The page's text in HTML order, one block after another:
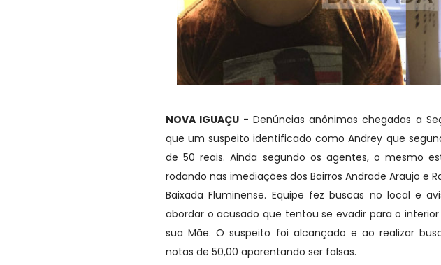
NOVA IGUAÇU - Denúncias anônimas chegadas a
que um suspeito identificado como Andrey que
de 50 reais. Ainda segundo os agentes, o mesmo
rodando nas imediações dos Bairros Andrade Araujo e
Baixada Fluminense. Equipe fez buscas no local e
abordar o acusado que tentou se evadir para o
sua Mãe. O suspeito foi alcançado e ao realizar
notas de 50,00 aparentando ser falsas.